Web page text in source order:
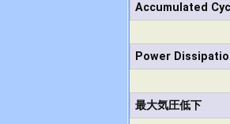
Accumulated
Power
最大気圧低下